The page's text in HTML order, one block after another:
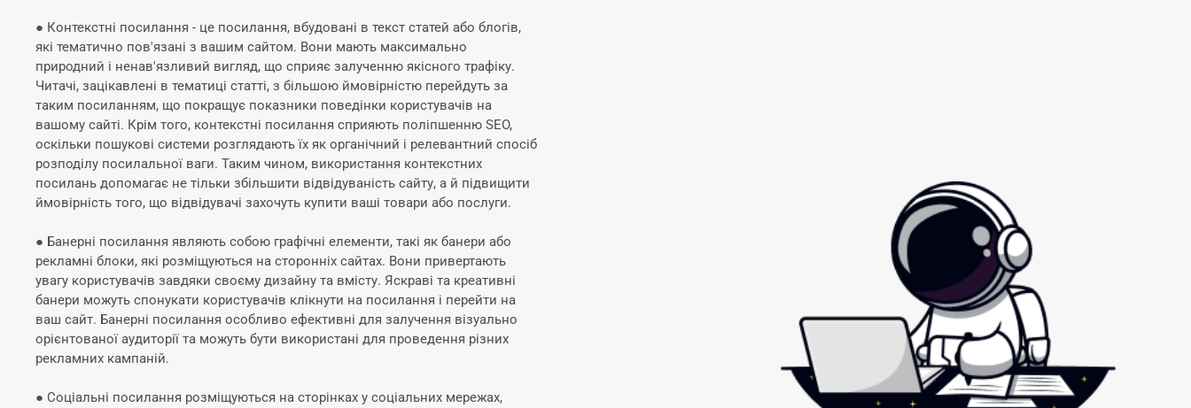
● Контекстні посилання - це посилання, вбудовані в текст статей або блогів,
які тематично пов'язані з вашим сайтом. Вони мають максимально
природний і ненав'язливий вигляд, що сприяє залученню якісного трафіку.
Читачі, зацікавлені в тематиці статті, з більшою ймовірністю перейдуть за
таким посиланням, що покращує показники поведінки користувачів на
вашому сайті. Крім того, контекстні посилання сприяють поліпшенню SEO,
оскільки пошукові системи розглядають їх як органічний і релевантний спосіб
розподілу посилальної ваги. Таким чином, використання контекстних
посилань допомагає не тільки збільшити відвідуваність сайту, а й підвищити
ймовірність того, що відвідувачі захочуть купити ваші товари або послуги.
● Банерні посилання являють собою графічні елементи, такі як банери або
рекламні блоки, які розміщуються на сторонніх сайтах. Вони привертають
увагу користувачів завдяки своєму дизайну та вмісту. Яскраві та креативні
банери можуть спонукати користувачів клікнути на посилання і перейти на
ваш сайт. Банерні посилання особливо ефективні для залучення візуально
орієнтованої аудиторії та можуть бути використані для проведення різних
рекламних кампаній.
● Соціальні посилання розміщуються на сторінках у соціальних мережах,